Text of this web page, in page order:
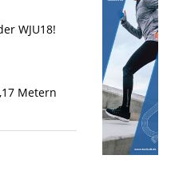
WJU18!
Metern